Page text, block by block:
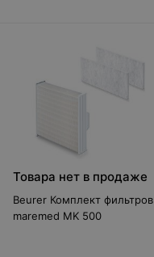
Товара нет в продаже
Beurer Комплект фильтров
maremed MK 500